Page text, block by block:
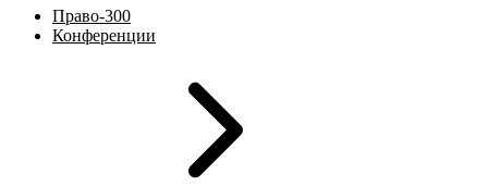
Право-300
Конференции